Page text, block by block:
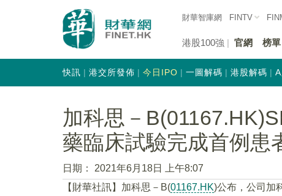
財華智庫網 FINTV
港股100強 官網 榜單
快訊 港交所發佈 今日IPO 一圖解碼 港股解碼
加科思－
藥臨床試驗完成首例患
日期：
2021年6月18日 上午8:07
【財華社訊】加科思－B(01167.HK)公布，公司加